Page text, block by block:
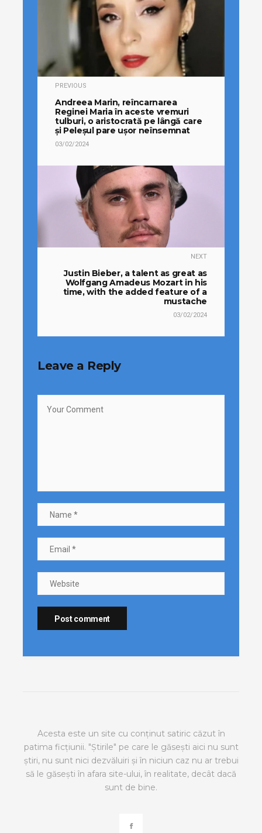
PREVIOUS
Andreea Marin, reîncarnarea
Reginei Maria în aceste vremuri
tulburi, o aristocrată pe lângă care
și Peleșul pare ușor neînsemnat
03/02/2024
NEXT
Justin Bieber, a talent as great as
Wolfgang Amadeus Mozart in his
time, with the added feature of a
mustache
03/02/2024
Leave a Reply
Acesta este un site cu conținut satiric căzut în
patima ficțiunii. "Știrile" pe care le găsești aici nu sunt
știri, nu sunt nici dezvăluiri și în niciun caz nu ar trebui
să le găsești în afara site-ului, în realitate, decât dacă
sunt de bine.